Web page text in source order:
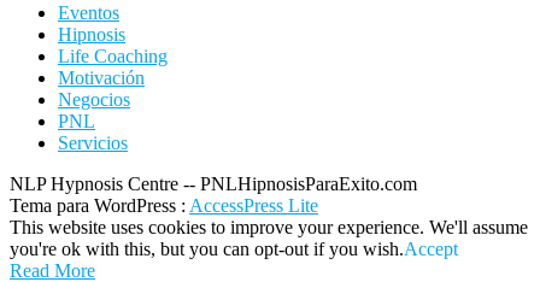
Eventos
Hipnosis
Life Coaching
Motivación
Negocios
PNL
Servicios
NLP Hypnosis Centre -- PNLHipnosisParaExito.com
Tema para WordPress : AccessPress Lite
This website uses cookies to improve your experience. We'll assume
you're ok with this, but you can opt-out if you wish.Accept
Read More